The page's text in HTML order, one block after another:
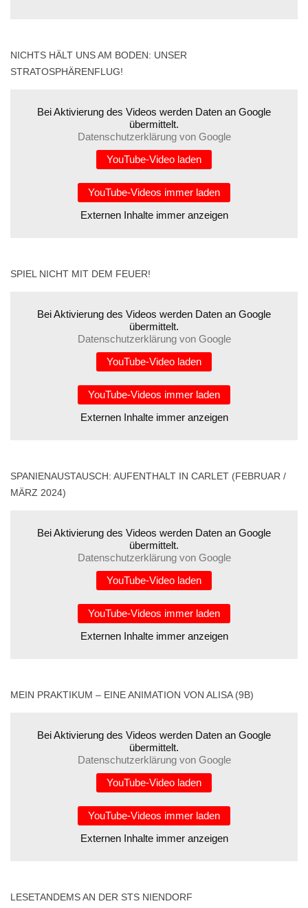
NICHTS HÄLT UNS AM BODEN: UNSER
STRATOSPHÄRENFLUG!
Bei Aktivierung des Videos werden Daten an Google
übermittelt.
Datenschutzerklärung von Google
YouTube-Video laden
YouTube-Videos immer laden
Externen Inhalte immer anzeigen
SPIEL NICHT MIT DEM FEUER!
Bei Aktivierung des Videos werden Daten an Google
übermittelt.
Datenschutzerklärung von Google
YouTube-Video laden
YouTube-Videos immer laden
Externen Inhalte immer anzeigen
SPANIENAUSTAUSCH: AUFENTHALT IN CARLET (FEBRUAR /
MÄRZ 2024)
Bei Aktivierung des Videos werden Daten an Google
übermittelt.
Datenschutzerklärung von Google
YouTube-Video laden
YouTube-Videos immer laden
Externen Inhalte immer anzeigen
MEIN PRAKTIKUM – EINE ANIMATION VON ALISA (9B)
Bei Aktivierung des Videos werden Daten an Google
übermittelt.
Datenschutzerklärung von Google
YouTube-Video laden
YouTube-Videos immer laden
Externen Inhalte immer anzeigen
LESETANDEMS AN DER STS NIENDORF